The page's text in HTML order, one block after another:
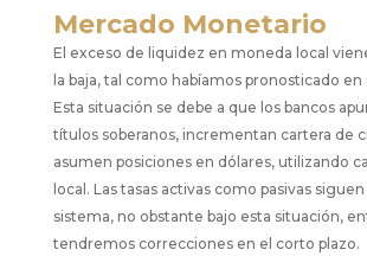
Mercado Monetario
El exceso de liquidez en moneda local
la baja, tal como habíamos pronosticado
Esta situación se debe a que los bancos
títulos soberanos, incrementan cartera de
asumen posiciones en dólares, utilizando
local. Las tasas activas como pasivas siguen
sistema, no obstante bajo esta situación,
tendremos correcciones en el corto plazo.